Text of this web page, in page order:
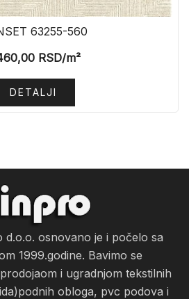
63255-560
RSD/m²
DETALJI
d.o.o. osnovano je i počelo sa
1999.godine. Bavimo se
i ugradnjom tekstilnih
obloga, pvc podova i